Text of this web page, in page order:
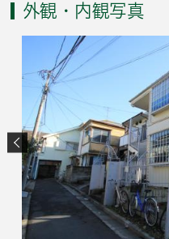
外観・内観写真